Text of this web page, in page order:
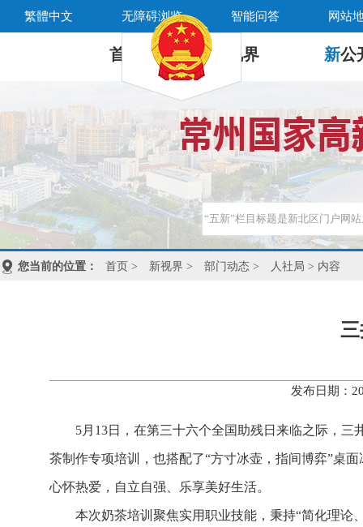
繁體中文 无障碍浏览 智能问答 网站
首 页 新 视界 新公
您当前的位置： 首页 > 新视界 > 部门动态 > 人社局 > 内容
发布日期：
5月13日，在第三十六个全国助残日来临之际，
茶制作专项培训，也搭配了“方寸冰壶，指间博弈”桌
心怀热爱，自立自强、乐享美好生活。
本次奶茶培训聚焦实用职业技能，秉持“简化理论